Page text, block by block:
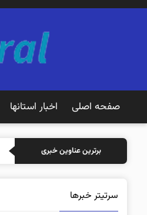
صفحه اصلی اخبار استانها
برترین عناوین خبری
سرتیتر خبرها